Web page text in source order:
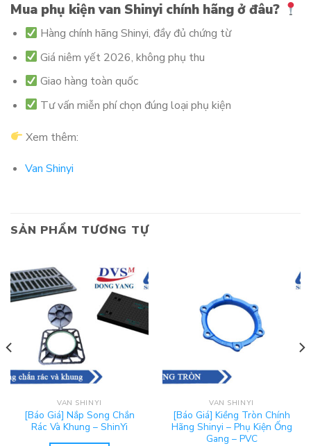
Mua phụ kiện van Shinyi chính hãng ở đâu?
Hàng chính hãng Shinyi, đầy đủ chứng từ
Giá niêm yết 2026, không phụ thu
Giao hàng toàn quốc
Tư vấn miễn phí chọn đúng loại phụ kiện
Xem thêm:
Van Shinyi
SẢN PHẨM TƯƠNG TỰ
VAN SHINYI
[Báo Giá] Nắp Song Chắn
Rác Và Khung – ShinYi
VAN SHINYI
[Báo Giá] Kiềng Tròn Chính
Hãng Shinyi – Phụ Kiện Ống
Gang – PVC